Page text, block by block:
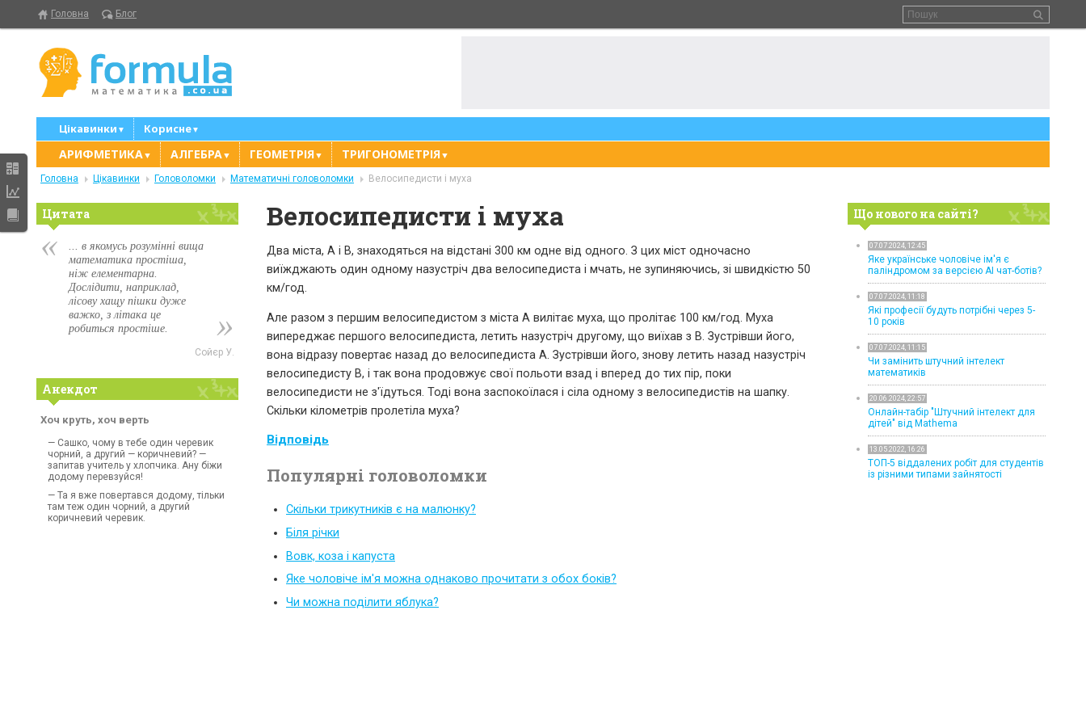
Головна Блог
Цікавинки ▼ Корисне▼
АРИФМЕТИКА▼ АЛГЕБРА▼ ГЕОМЕТРІЯ▼ ТРИГОНОМЕТРІЯ▼
Головна Цікавинки Головоломки Математичні головоломки Велосипедисти і муха
Цитата
... в якомусь розумінні вища
математика простіша,
ніж елементарна.
Дослідити, наприклад,
лісову хащу пішки дуже
важко, з літака це
робиться простіше.
Сойєр У.
Анекдот
Хоч круть, хоч верть
— Сашко, чому в тебе один черевик
чорний, а другий — коричневий? —
запитав учитель у хлопчика. Ану біжи
додому перевзуйся!
— Та я вже повертався додому, тільки
там теж один чорний, а другий
коричневий черевик.
Що нового на сайті?
07.07.2024, 12:45
Яке українське чоловіче ім'я є
паліндромом за версією AI чат-ботів?
07.07.2024, 11:18
Які професії будуть потрібні через 5-
10 років
07.07.2024, 11:15
Чи замінить штучний інтелект
математиків
20.06.2024, 22:57
Онлайн-табір "Штучний інтелект для
дітей" від Mathema
13.05.2022, 16:26
ТОП-5 віддалених робіт для студентів
із різними типами зайнятості
Велосипедисти і муха
Два міста, А і В, знаходяться на відстані 300 км одне від одного. З цих міст одночасно
виїжджають один одному назустріч два велосипедиста і мчать, не зупиняючись, зі швидкістю 50
км/год.
Але разом з першим велосипедистом з міста А вилітає муха, що пролітає 100 км/год. Муха
випереджає першого велосипедиста, летить назустріч другому, що виїхав з В. Зустрівши його,
вона відразу повертає назад до велосипедиста А. Зустрівши його, знову летить назад назустріч
велосипедисту В, і так вона продовжує свої польоти взад і вперед до тих пір, поки
велосипедисти не з'їдуться. Тоді вона заспокоїлася і сіла одному з велосипедистів на шапку.
Скільки кілометрів пролетіла муха?
Відповідь
Популярні головоломки
Скільки трикутників є на малюнку?
Біля річки
Вовк, коза і капуста
Яке чоловіче ім'я можна однаково прочитати з обох боків?
Чи можна поділити яблука?